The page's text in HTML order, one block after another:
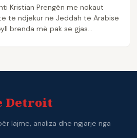
Kristian Prengën me nokaut
të ndjekur në Jeddah të Arabisë
brenda më pak se gjas...
Detroit
lajme, analiza dhe ngjarje nga